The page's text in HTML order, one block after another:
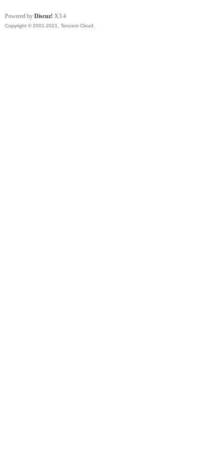
Powered by Discuz! X3.4
Copyright © 2001-2021, Tencent Cloud.